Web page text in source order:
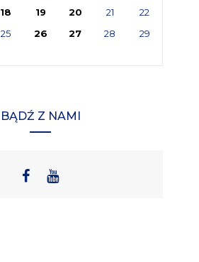
18 19 20 21
22
25 26 27 28
29
BĄDŹ Z NAMI